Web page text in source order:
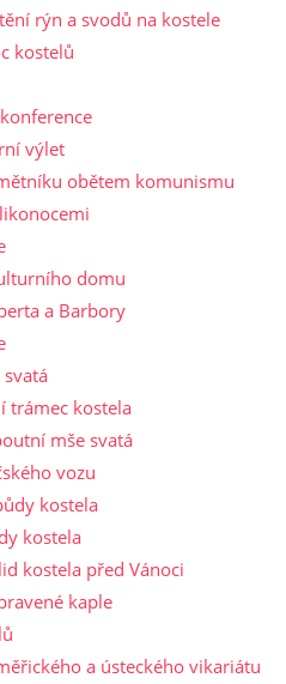
rýn a svodů na kostele
kostelů
výlet
obětem komunismu
domu
a Barbory
trámec kostela
mše svatá
vozu
kostela
kostela
kostela před Vánoci
kaple
a ústeckého vikariátu